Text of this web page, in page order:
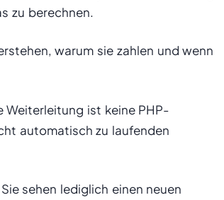
zu berechnen.
warum sie zahlen und wenn
Weiterleitung ist keine PHP-
automatisch zu laufenden
sehen lediglich einen neuen